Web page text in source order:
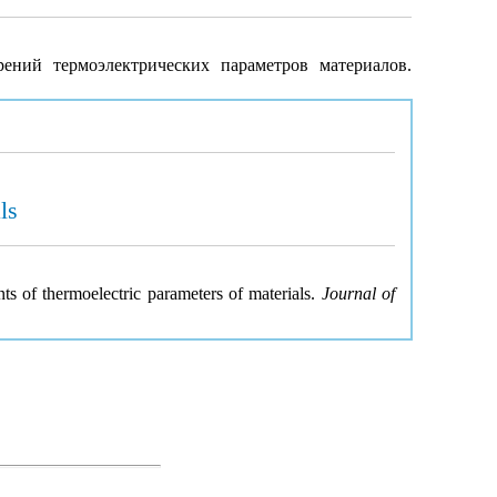
параметров материалов.
of thermoelectric parameters of materials. Journal of